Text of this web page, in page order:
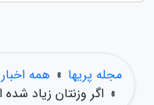
مجله پریها » همه
» اگر وزنتان زیاد شده این 10 کار را